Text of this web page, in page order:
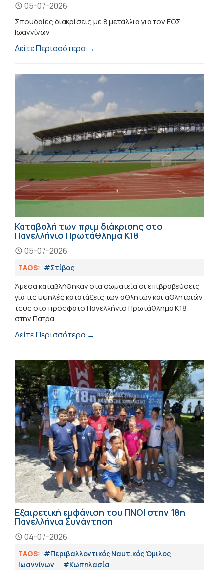
05-07-2026
Σπουδαίες διακρίσεις με 8 μετάλλια για τον ΕΟΣ
Ιωαννίνων
Δείτε Περισσότερα →
Καταβολή των πριμ διάκρισης στο
Πανελλήνιο Πρωτάθλημα Κ18
05-07-2026
TAGS: #Στίβος
Άμεσα καταβλήθηκαν στα σωματεία οι επιβραβεύσεις
για τις υψηλές κατατάξεις των αθλητών και αθλητριών
τους στο πρόσφατο Πανελλήνιο Πρωτάθλημα Κ18
στην Πάτρα.
Δείτε Περισσότερα →
Εξαιρετική εμφάνιση του ΠΝΟΙ στην 18η
Πανελλήνια Συνάντηση
04-07-2026
TAGS: #Περιβαλλοντικός Ναυτικός Όμιλος
Ιωαννίνων
#Κωπηλασία